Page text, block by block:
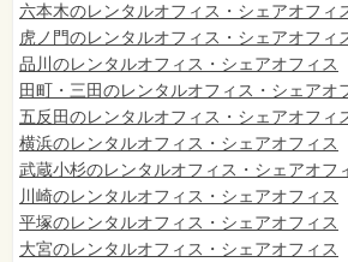
六本木のレンタルオフィス・シェアオフィ
虎ノ門のレンタルオフィス・シェアオフィ
品川のレンタルオフィス・シェアオフィス
田町・三田のレンタルオフィス・シェアオ
五反田のレンタルオフィス・シェアオフィ
横浜のレンタルオフィス・シェアオフィス
武蔵小杉のレンタルオフィス・シェアオフ
川崎のレンタルオフィス・シェアオフィス
平塚のレンタルオフィス・シェアオフィス
大宮のレンタルオフィス・シェアオフィス